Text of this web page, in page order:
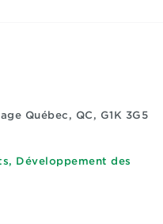
Québec, QC, G1K 3G5
Développement des